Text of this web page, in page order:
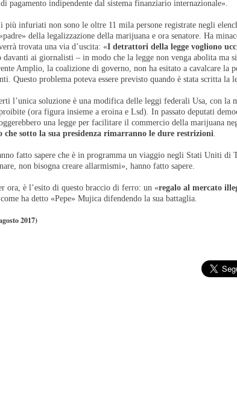
pagamento indipendente dal sistema finanziario internazionale».
infuriati non sono le oltre 11 mila persone registrate negli
della legalizzazione della marijuana e ora senatore. Ha
trovata una via d’uscita: «I detrattori della legge vogliono
davanti ai giornalisti – in modo che la legge non venga abolita ma
Amplio, la coalizione di governo, non ha esitato a cavalcare la
Questo problema poteva essere previsto quando è stata scritta la
l’unica soluzione è una modifica delle leggi federali Usa, con la
(ora figura insieme a eroina e Lsd). In passato deputati
una legge per facilitare il commercio della marijuana
sotto la sua presidenza rimarranno le dure restrizioni.
fatto sapere che è in programma un viaggio negli Stati Uniti di
non bisogna creare allarmismi», hanno fatto sapere.
ora, è l’esito di questo braccio di ferro: un «regalo al mercato
ha detto «Pepe» Mujica difendendo la sua battaglia.
2017)